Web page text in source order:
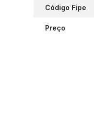
Código Fipe
Preço